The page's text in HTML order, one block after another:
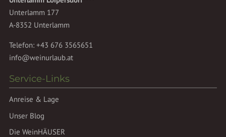
Unterlamm 177
A-8352 Unterlamm
Telefon:+43 676 3565651
info@weinurlaub.at
Service-Links
Anreise & Lage
Unser Blog
Die WeinHÄUSER